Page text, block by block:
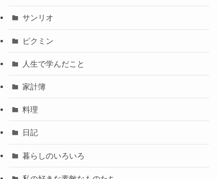
サンリオ
ピクミン
人生で学んだこと
家計簿
料理
日記
暮らしのいろいろ